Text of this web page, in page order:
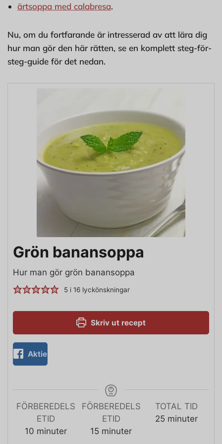
ärtsoppa med calabresa.
Nu, om du fortfarande är intresserad av att lära dig
hur man gör den här rätten, se en komplett steg-för-
steg-guide för det nedan.
Grön banansoppa
Hur man gör grön banansoppa
5 i16 lyckönskningar
Skriv ut recept
Aktie
FÖRBEREDELS
ETID
10 minuter
FÖRBEREDELS
ETID
15 minuter
TOTAL TID
25 minuter